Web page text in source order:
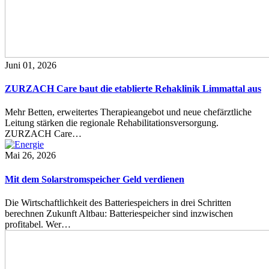
Juni 01, 2026
ZURZACH Care baut die etablierte Rehaklinik Limmattal aus
Mehr Betten, erweitertes Therapieangebot und neue chefärztliche
Leitung stärken die regionale Rehabilitationsversorgung.
ZURZACH Care…
Mai 26, 2026
Mit dem Solarstromspeicher Geld verdienen
Die Wirtschaftlichkeit des Batteriespeichers in drei Schritten
berechnen Zukunft Altbau: Batteriespeicher sind inzwischen
profitabel. Wer…